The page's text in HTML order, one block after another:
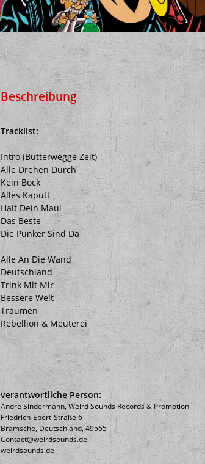
Beschreibung
Tracklist:
Intro (Butterwegge Zeit)
Alle Drehen Durch
Kein Bock
Alles Kaputt
Halt Dein Maul
Das Beste
Die Punker Sind Da
Alle An Die Wand
Deutschland
Trink Mit Mir
Bessere Welt
Träumen
Rebellion & Meuterei
verantwortliche Person:
Andre Sindermann, Weird Sounds Records & Promotion
Friedrich-Ebert-Straße 6
Bramsche, Deutschland, 49565
Contact@weirdsounds.de
weirdsounds.de